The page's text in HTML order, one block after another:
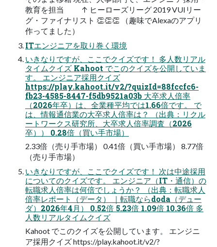
教育を担当 ↑ ヒーローズリーグ 2019 VUIリー
グ・ファイナリスト 👏👏👏 （趣味でAlexaのアプリ
作ってました）
ITエンジニアを取り巻く環境
いきなりですが、ここでクイズです！ 多人数リアル
タイムクイズ Kahoot でこのクイズを公開していま
す。 エンジニア採用クイズ
https://play.kahoot.it/v2/?quizId=88fccfc6-
fb23-4585-8447-f5db9521a03b 大卒求人倍率
（2026年卒）は、全業種平均では1.66倍です。 で
は、情報通信業の大卒求人倍率は？ （出典：リクル
ートワークス研究所、大卒求人倍率調査（2026
卒）） 0.28倍（買い手市場）
2.33倍（売り手市場） 0.41倍（買い手市場） 8.77倍
（売り手市場）
いきなりですが、ここでクイズです！ 次は中途採用
についてのクイズです。 エンジニア（IT・通信）の
転職求人倍率は何倍でしょうか？ （出典：転職求人
倍率レポート（データ） ｜転職ならdoda（デュー
ダ）2026年4月） 0.52倍 5.23倍 1.09倍 10.36倍 多
人数リアルタイムクイズ
Kahoot でこのクイズを公開しています。 エンジニ
ア採用クイズ https://play.kahoot.it/v2/?